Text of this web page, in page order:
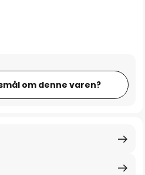
om denne varen?